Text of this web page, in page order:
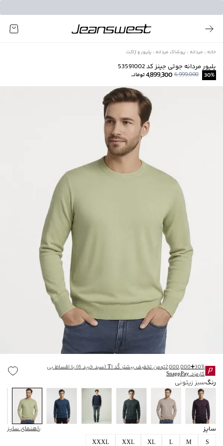
خانه مردانه پوشاک مردانه پلیور و ژاکت
پلیور مردانه جوتی جینز کد 53591002
30%
6,999,000
4,899,300تومانــ
30%➕2,000,000تومن تخفیف بیشتر کُد T1 (سبد خرید 6) با اقساط بی
کارمزد SnappPay
رنگسبز زیتونی
سایز
راهنمای سایز
S
M
L
XL
XXL
XXXL